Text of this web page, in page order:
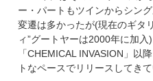
ー・パートもツインからシン
変遷は多かったが(現在のギタ
ィ”グートヤーは2000年に加
「CHEMICAL INVASION」以
トなペースでリリースしてきて